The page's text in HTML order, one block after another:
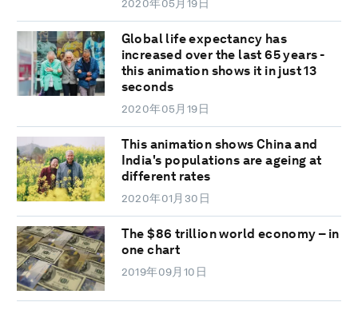
2020年05月19日
Global life expectancy has
increased over the last 65 years -
this animation shows it in just 13
seconds
2020年05月19日
This animation shows China and
India's populations are ageing at
different rates
2020年01月30日
The $86 trillion world economy – in
one chart
2019年09月10日